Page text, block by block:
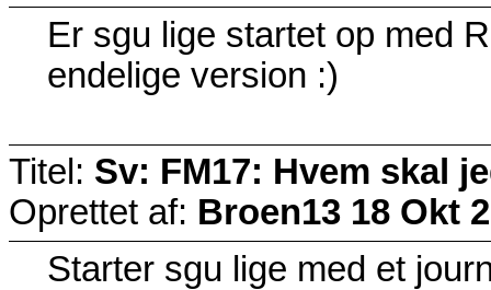
Er sgu lige startet op med
endelige version :)
Titel: Sv: FM17: Hvem skal
Oprettet af: Broen13 18 Okt
Starter sgu lige med et